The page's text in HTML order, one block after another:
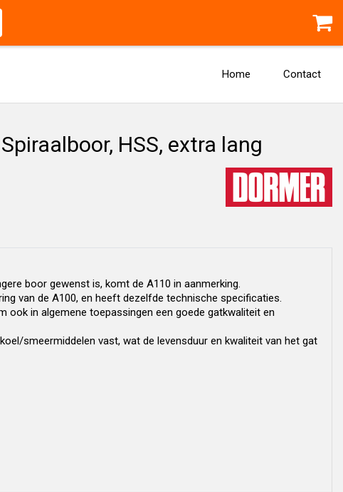
Home Contact
HSS, extra lang
boor gewenst is, komt de A110 in aanmerking.
van de A100, en heeft dezelfde technische specificaties.
ook in algemene toepassingen een goede gatkwaliteit en
smeermiddelen vast, wat de levensduur en kwaliteit van het gat